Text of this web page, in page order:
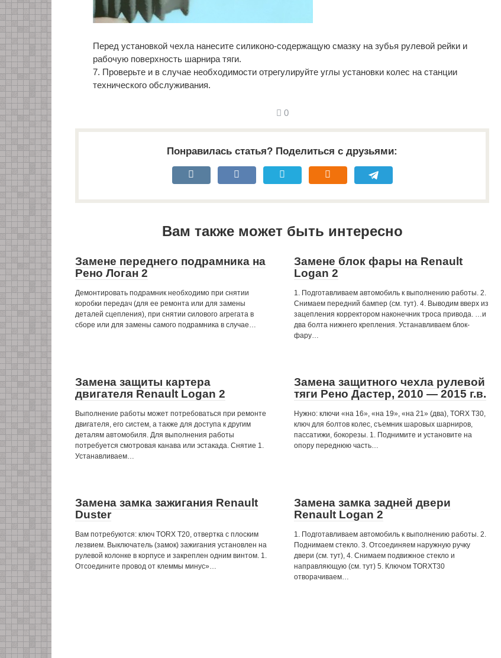
Перед установкой чехла нанесите силиконо-содержащую смазку на зубья рулевой рейки и
рабочую поверхность шарнира тяги.
7. Проверьте и в случае необходимости отрегулируйте углы установки колес на станции
технического обслуживания.
0
Понравилась статья? Поделиться с друзьями:
Вам также может быть интересно
Замене переднего подрамника на
Рено Логан 2
Демонтировать подрамник необходимо при снятии
коробки передач (для ее ремонта или для замены
деталей сцепления), при снятии силового агрегата в
сборе или для замены самого подрамника в случае…
Замене блок фары на Renault
Logan 2
1. Подготавливаем автомобиль к выполнению работы. 2.
Снимаем передний бампер (см. тут). 4. Выводим вверх из
зацепления корректором наконечник троса привода. …и
два болта нижнего крепления. Устанавливаем блок-
фару…
Замена защиты картера
двигателя Renault Logan 2
Выполнение работы может потребоваться при ремонте
двигателя, его систем, а также для доступа к другим
деталям автомобиля. Для выполнения работы
потребуется смотровая канава или эстакада. Снятие 1.
Устанавливаем…
Замена защитного чехла рулевой
тяги Рено Дастер, 2010 — 2015 г.в.
Нужно: ключи «на 16», «на 19», «на 21» (два), TORX Т30,
ключ для болтов колес, съемник шаровых шарниров,
пассатижи, бокорезы. 1. Поднимите и установите на
опору переднюю часть…
Замена замка зажигания Renault
Duster
Вам потребуются: ключ TORX T20, отвертка с плоским
лезвием. Выключатель (замок) зажигания установлен на
рулевой колонке в корпусе и закреплен одним винтом. 1.
Отсоедините провод от клеммы минус»…
Замена замка задней двери
Renault Logan 2
1. Подготавливаем автомобиль к выполнению работы. 2.
Поднимаем стекло. 3. Отсоединяем наружную ручку
двери (см. тут), 4. Снимаем подвижное стекло и
направляющую (см. тут) 5. Ключом TORXТ30
отворачиваем…